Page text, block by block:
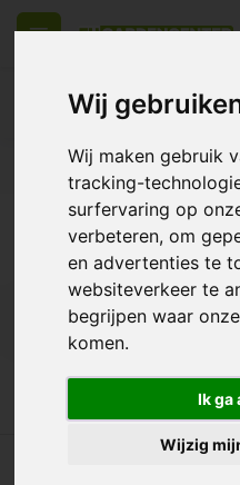
Wij
Wij maken gebruik
tracking-
surfervaring op
verbeteren, om
en advertenties te
websiteverkeer te
begrijpen waar
komen.
Ik ga
Wijzig
Europe 14 Days return
Back
Products tagged